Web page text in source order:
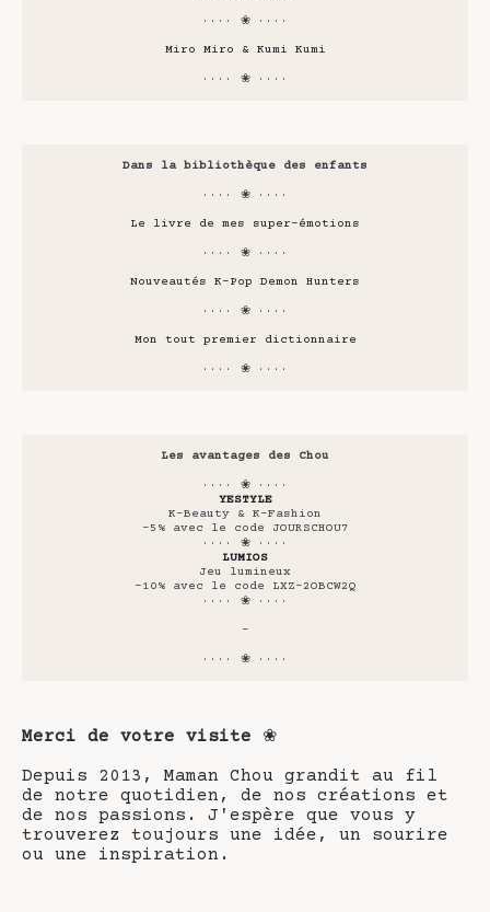
···· ❀ ····
Miro Miro & Kumi Kumi
···· ❀ ····
Dans la bibliothèque des enfants
···· ❀ ····
Le livre de mes super-émotions
···· ❀ ····
Nouveautés K-Pop Demon Hunters
···· ❀ ····
Mon tout premier dictionnaire
···· ❀ ····
Les avantages des Chou
···· ❀ ····
YESTYLE
K-Beauty & K-Fashion
-5% avec le code JOURSCHOU7
···· ❀ ····
LUMIOS
Jeu lumineux
-10% avec le code LXZ-2OBCW2Q
···· ❀ ····
-
···· ❀ ····
Merci de votre visite ❀
Depuis 2013, Maman Chou grandit au fil
de notre quotidien, de nos créations et
de nos passions. J'espère que vous y
trouverez toujours une idée, un sourire
ou une inspiration.